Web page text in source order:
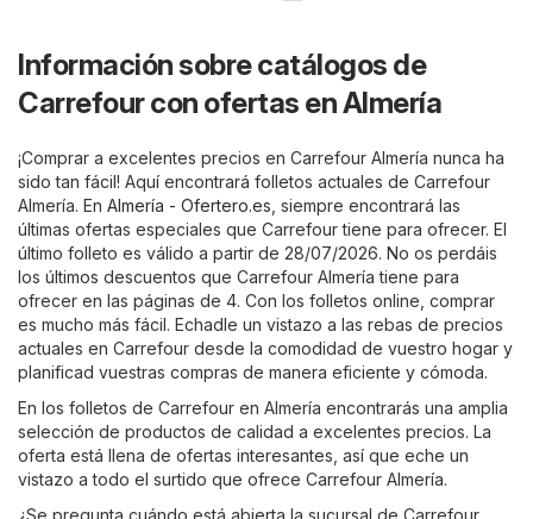
Información sobre catálogos de
Carrefour con ofertas en Almería
¡Comprar a excelentes precios en Carrefour Almería nunca ha
sido tan fácil! Aquí encontrará folletos actuales de Carrefour
Almería. En Almería - Ofertero.es, siempre encontrará las
últimas ofertas especiales que Carrefour tiene para ofrecer. El
último folleto es válido a partir de 28/07/2026. No os perdáis
los últimos descuentos que Carrefour Almería tiene para
ofrecer en las páginas de 4. Con los folletos online, comprar
es mucho más fácil. Echadle un vistazo a las rebas de precios
actuales en Carrefour desde la comodidad de vuestro hogar y
planificad vuestras compras de manera eficiente y cómoda.
En los folletos de Carrefour en Almería encontrarás una amplia
selección de productos de calidad a excelentes precios. La
oferta está llena de ofertas interesantes, así que eche un
vistazo a todo el surtido que ofrece Carrefour Almería.